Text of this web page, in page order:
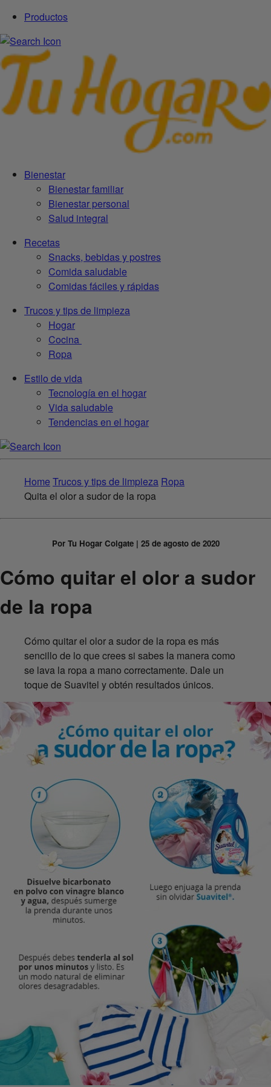
Productos
Bienestar
Bienestar familiar
Bienestar personal
Salud integral
Recetas
Snacks, bebidas y postres
Comida saludable
Comidas fáciles y rápidas
Trucos y tips de limpieza
Hogar
Cocina
Ropa
Estilo de vida
Tecnología en el hogar
Vida saludable
Tendencias en el hogar
Home Trucos y tips de limpieza Ropa
Quita el olor a sudor de la ropa
Por Tu Hogar Colgate | 25 de agosto de 2020
Cómo quitar el olor a sudor
de la ropa
Cómo quitar el olor a sudor de la ropa es más
sencillo de lo que crees si sabes la manera como
se lava la ropa a mano correctamente. Dale un
toque de Suavitel y obtén resultados únicos.